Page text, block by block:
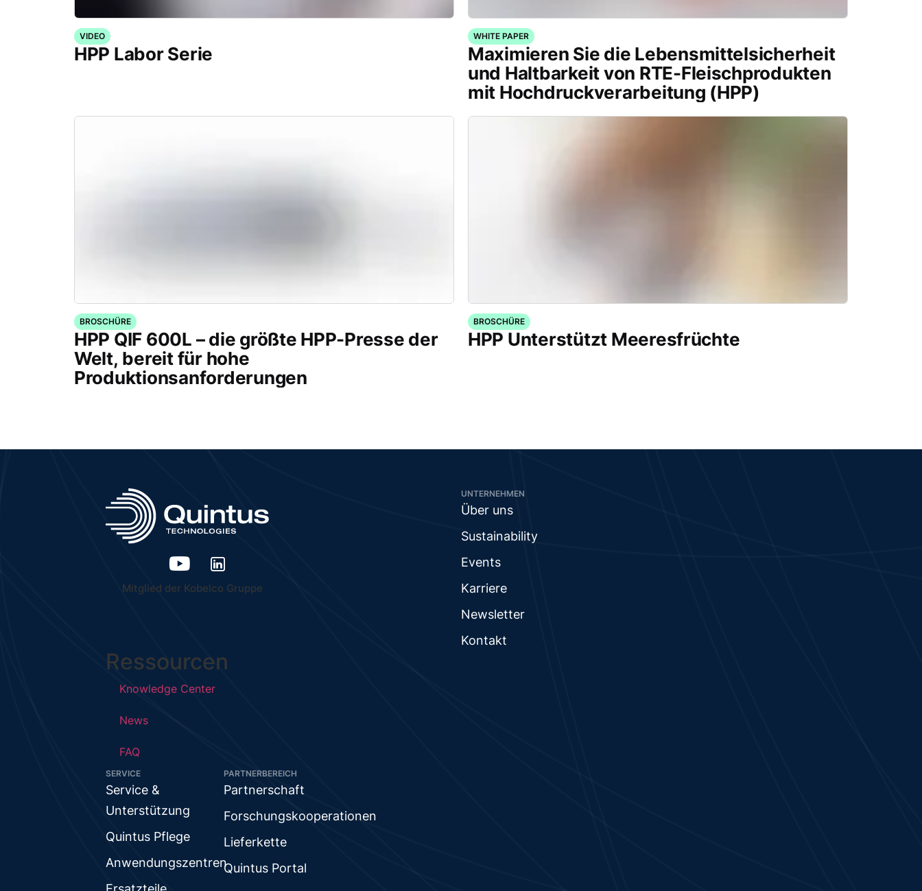
VIDEO
HPP Labor Serie
WHITE PAPER
Maximieren Sie die Lebensmittelsicherheit
und Haltbarkeit von RTE-Fleischprodukten
mit Hochdruckverarbeitung (HPP)
BROSCHÜRE
HPP QIF 600L – die größte HPP-Presse der
Welt, bereit für hohe
Produktionsanforderungen
BROSCHÜRE
HPP Unterstützt Meeresfrüchte
Mitglied der Kobelco Gruppe
UNTERNEHMEN
Über uns
Sustainability
Events
Karriere
Newsletter
Kontakt
Ressourcen
Knowledge Center
News
FAQ
SERVICE
Service &
Unterstützung
Quintus Pflege
Anwendungszentren
PARTNERBEREICH
Partnerschaft
Forschungskooperationen
Lieferkette
Quintus Portal